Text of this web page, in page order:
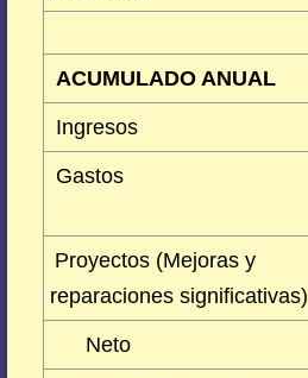
ACUMULADO ANUAL
Ingresos
Gastos
Proyectos (Mejoras y
reparaciones significativas)
Neto